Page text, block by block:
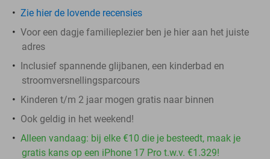
Zie hier de lovende recensies
Voor een dagje familieplezier ben je hier aan het juiste
adres
Inclusief spannende glijbanen, een kinderbad en
stroomversnellingsparcours
Kinderen t/m 2 jaar mogen gratis naar binnen
Ook geldig in het weekend!
Alleen vandaag: bij elke €10 die je besteedt, maak je
gratis kans op een iPhone 17 Pro t.w.v. €1.329!